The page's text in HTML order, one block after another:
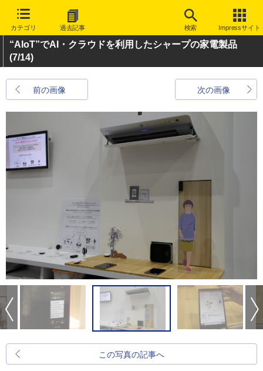
カテゴリ 過去記事 検索 Impressサイト
“AIoT”でAI・クラウドを利用したシャープの家電製品
(7/14)
前の画像 次の画像
この写真の記事へ